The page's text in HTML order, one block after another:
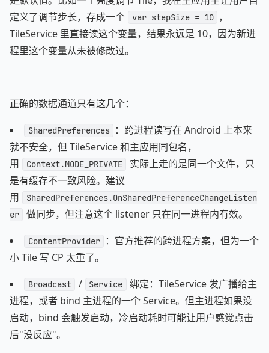
定义了调节步长，存成一个
var stepSize = 10 ，
TileService 里直接读这个变量，结果永远是 10，因为新进
程里这个变量从未被修改过。
正确的数据通道只有这几个：
SharedPreferences
：跨进程读写在 Android 上本来
就不安全，但 TileService 和主应用同包名，
用
Context.MODE_PRIVATE
实际上走的是同一个文件，只
是有缓存不一致风险。建议
用
SharedPreferences.OnSharedPreferenceChangeListen
er
做同步，但注意这个 listener 只在同一进程内有效。
ContentProvider
：官方推荐的跨进程方案，但为一个
小 Tile 写 CP 太重了。
Broadcast / Service
绑定：TileService 发广播给主
进程，或者 bind 主进程的一个 Service。但主进程如果没
启动，bind 会触发启动，冷启动耗时可能让用户感觉点击
后"没反应"。